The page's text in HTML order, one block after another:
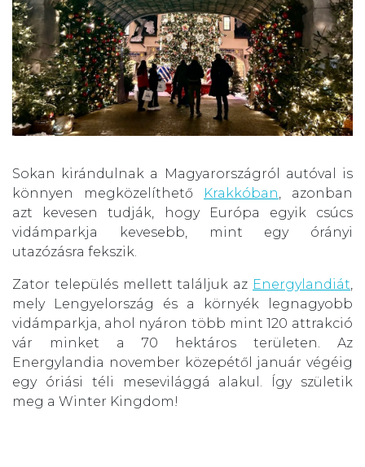
Sokan kirándulnak a Magyarországról autóval is
könnyen megközelíthető
Krakkóban, azonban
azt kevesen tudják, hogy Európa egyik csúcs
vidámparkja kevesebb, mint egy órányi
utazózásra fekszik.
Zator település mellett találjuk az Energylandiát,
mely Lengyelország és a környék legnagyobb
vidámparkja, ahol nyáron több mint 120 attrakció
vár minket a 70 hektáros területen. Az
Energylandia november közepétől január végéig
egy óriási téli mesevilággá alakul. Így születik
meg a Winter Kingdom!